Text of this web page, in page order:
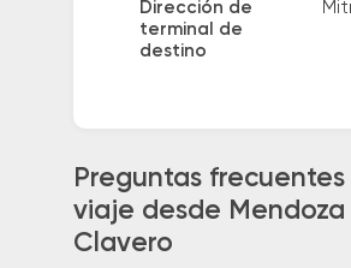
Dirección de
terminal de
destino
Preguntas frecuentes
viaje desde Mendoza
Clavero